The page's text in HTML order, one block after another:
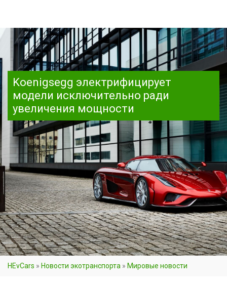
Koenigsegg электрифицирует
модели исключительно ради
увеличения мощности
HEvCars » Новости экотранспорта » Мировые новости